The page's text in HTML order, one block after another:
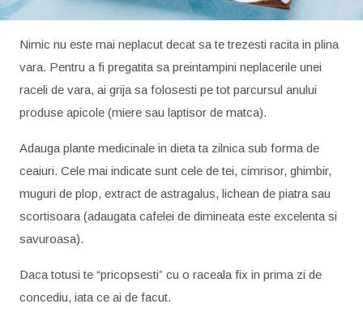
Nimic nu este mai neplacut decat sa te trezesti racita in plina
vara. Pentru a fi pregatita sa preintampini neplacerile unei
raceli de vara, ai grija sa folosesti pe tot parcursul anului
produse apicole (miere sau laptisor de matca).
Adauga plante medicinale in dieta ta zilnica sub forma de
ceaiuri. Cele mai indicate sunt cele de tei, cimrisor, ghimbir,
muguri de plop, extract de astragalus, lichean de piatra sau
scortisoara (adaugata cafelei de dimineata este excelenta si
savuroasa).
Daca totusi te “pricopsesti” cu o raceala fix in prima zi de
concediu, iata ce ai de facut.